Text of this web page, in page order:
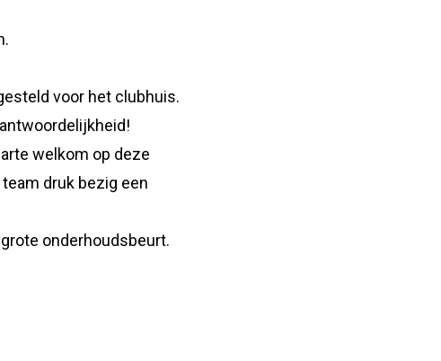
voor het clubhuis.
welkom op deze
druk bezig een
onderhoudsbeurt.